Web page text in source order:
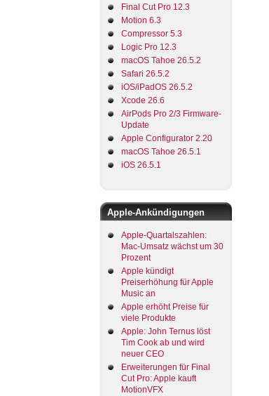
Final Cut Pro 12.3
Motion 6.3
Compressor 5.3
Logic Pro 12.3
macOS Tahoe 26.5.2
Safari 26.5.2
iOS/iPadOS 26.5.2
Xcode 26.6
AirPods Pro 2/3 Firmware-
Update
Apple Configurator 2.20
macOS Tahoe 26.5.1
iOS 26.5.1
Apple-Ankündigungen
Apple-Quartalszahlen:
Mac-Umsatz wächst um 30
Prozent
Apple kündigt
Preiserhöhung für Apple
Music an
Apple erhöht Preise für
viele Produkte
Apple: John Ternus löst
Tim Cook ab und wird
neuer CEO
Erweiterungen für Final
Cut Pro: Apple kauft
MotionVFX